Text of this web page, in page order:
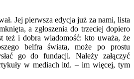
Jej pierwsza edycja już za nami, lista
a zgłoszenia do trzeciej dopiero
też i dobra wiadomość: kto uważa, że
belfra świata, może po prostu
go do fundacji. Należy załączyć
w mediach itd. – im więcej, tym